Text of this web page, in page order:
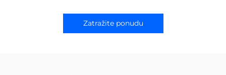
Zatražite ponudu